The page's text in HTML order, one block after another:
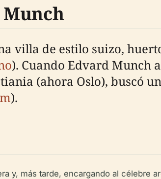
villa de estilo suizo,
). Cuando Edvard Munch
(ahora Oslo), buscó
).
y, más tarde, encargando al célebre